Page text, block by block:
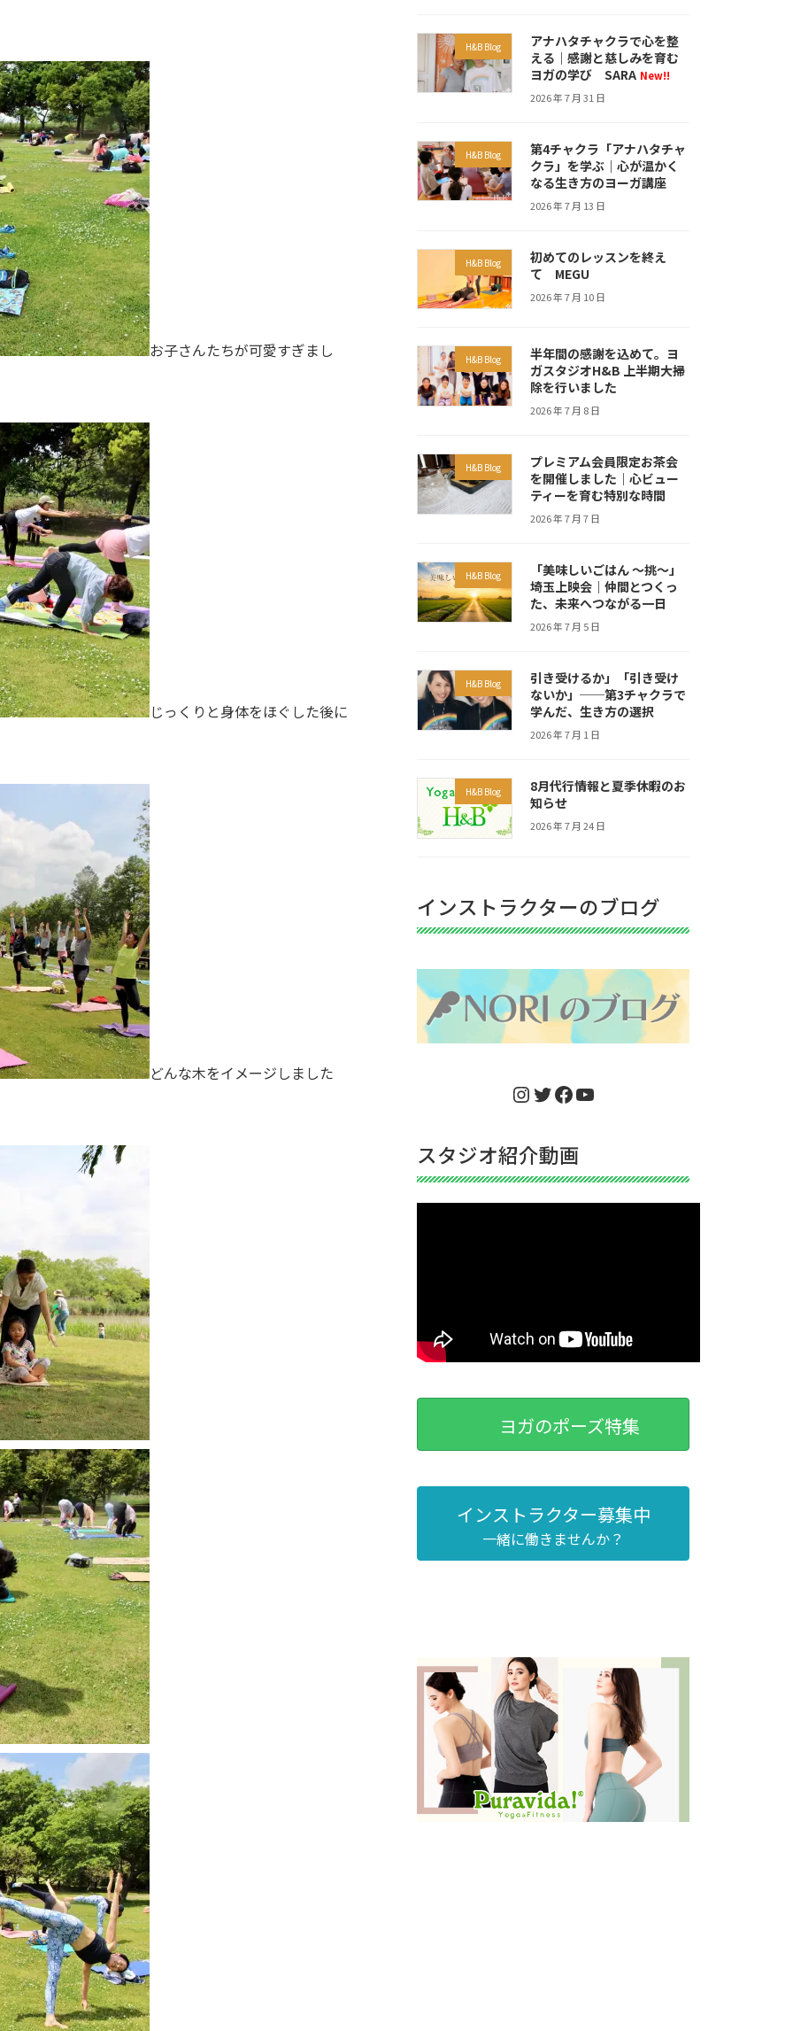
お子さんたちが可愛すぎまし
じっくりと身体をほぐした後に
どんな木をイメージしました
H&B Blog
アナハタチャクラで心を整
える｜感謝と慈しみを育む
ヨガの学び SARA New!!
2026 年 7 月 31 日
H&B Blog
第4チャクラ「アナハタチャ
クラ」を学ぶ｜心が温かく
なる生き方のヨーガ講座
2026 年 7 月 13 日
H&B Blog
初めてのレッスンを終え
て MEGU
2026 年 7 月 10 日
H&B Blog
半年間の感謝を込めて。ヨ
ガスタジオH&B 上半期大掃
除を行いました
2026 年 7 月 8 日
H&B Blog
プレミアム会員限定お茶会
を開催しました｜心ビュー
ティーを育む特別な時間
2026 年 7 月 7 日
H&B Blog
「美味しいごはん ～挑～」
埼玉上映会｜仲間とつくっ
た、未来へつながる一日
2026 年 7 月 5 日
H&B Blog
引き受けるか」「引き受け
ないか」──第3チャクラで
学んだ、生き方の選択
2026 年 7 月 1 日
H&B Blog
8月代行情報と夏季休暇のお
知らせ
2026 年 7 月 24 日
インストラクターのブログ
Instagram
Twitter
Facebook
YouTube
スタジオ紹介動画
ヨガのポーズ特集
インストラクター募集中
一緒に働きませんか？